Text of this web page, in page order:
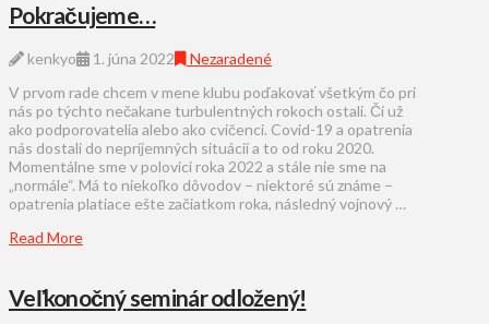
Pokračujeme…
kenkyo 1. júna 2022
Nezaradené
V prvom rade chcem v mene klubu poďakovať všetkým čo pri
nás po týchto nečakane turbulentných rokoch ostali. Či už
ako podporovatelia alebo ako cvičenci. Covid-19 a opatrenia
nás dostali do nepríjemných situácií a to od roku 2020.
Momentálne sme v polovici roka 2022 a stále nie sme na
„normále“. Má to niekoľko dôvodov – niektoré sú známe –
opatrenia platiace ešte začiatkom roka, následný vojnový …
Read More
Veľkonočný seminár odložený!